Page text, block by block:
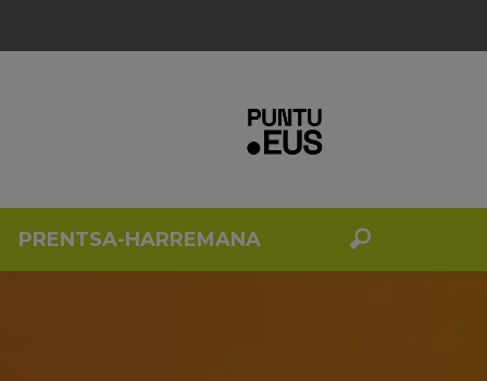
PRENTSA-HARREMANA